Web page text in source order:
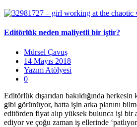
Editörlük neden maliyetli bir iştir?
Mürsel Çavuş
14 Mayıs 2018
Yazım Atölyesi
0
Editörlük dışarıdan bakıldığında
gibi görünüyor, hatta işin arka planını
editörden fiyat alıp yüksek bulunca işi bir
ediyor ve çoğu zaman iş ellerinde